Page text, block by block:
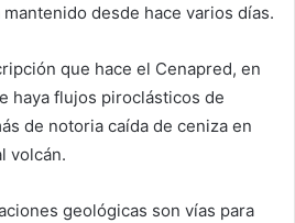
desde hace varios días.
que hace el Cenapred, en
haya flujos piroclásticos de
de notoria caída de ceniza en
volcán.
geológicas son vías para